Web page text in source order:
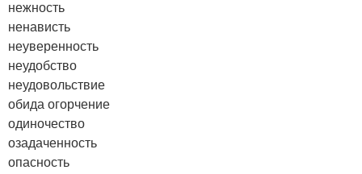
нежность
ненависть
неуверенность
неудобство
неудовольствие
обидаогорчение
одиночество
озадаченность
опасность